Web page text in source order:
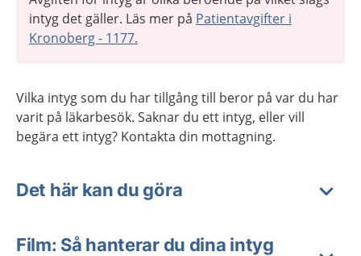
intyg det gäller. Läs mer på Patientavgifter i
Kronoberg - 1177.
Vilka intyg som du har tillgång till beror på var du har
varit på läkarbesök. Saknar du ett intyg, eller vill
begära ett intyg? Kontakta din mottagning.
Det här kan du göra
Film: Så hanterar du dina intyg